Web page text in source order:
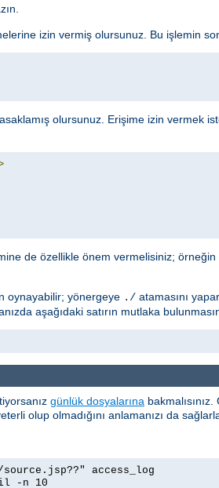
izin vermiş olursunuz. Bu işlemin
olursunuz. Erişime izin vermek
de özellikle önem vermelisiniz; örneğin
oynayabilir; yönergeye ./ atamasını
aşağıdaki satırın mutlaka
günlük dosyalarına
olup olmadığını anlamanızı da
access_log
-n 10